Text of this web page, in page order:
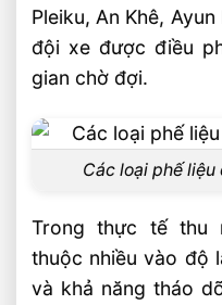
Pleiku, An Khê,
đội xe được điều
gian chờ đợi.
Các loại phế
Trong thực tế thu
thuộc nhiều vào độ
và khả năng tháo